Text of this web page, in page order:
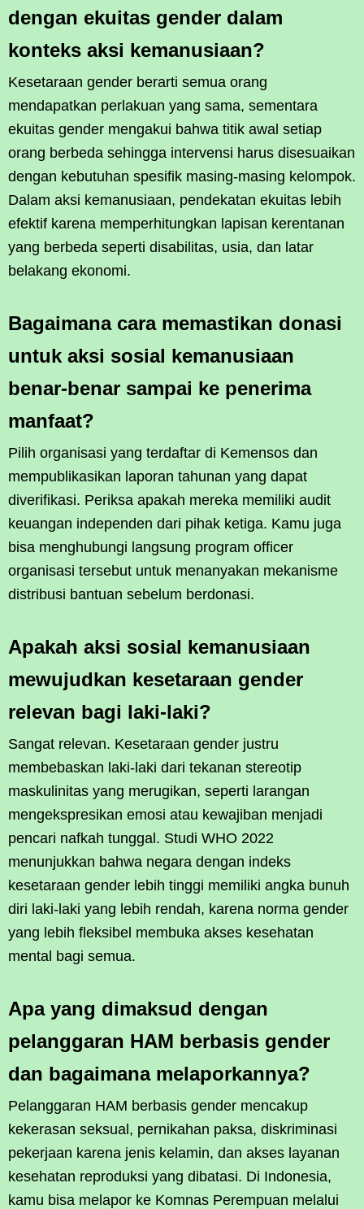
dengan ekuitas gender dalam
konteks aksi kemanusiaan?
Kesetaraan gender berarti semua orang
mendapatkan perlakuan yang sama, sementara
ekuitas gender mengakui bahwa titik awal setiap
orang berbeda sehingga intervensi harus disesuaikan
dengan kebutuhan spesifik masing-masing kelompok.
Dalam aksi kemanusiaan, pendekatan ekuitas lebih
efektif karena memperhitungkan lapisan kerentanan
yang berbeda seperti disabilitas, usia, dan latar
belakang ekonomi.
Bagaimana cara memastikan donasi
untuk aksi sosial kemanusiaan
benar-benar sampai ke penerima
manfaat?
Pilih organisasi yang terdaftar di Kemensos dan
mempublikasikan laporan tahunan yang dapat
diverifikasi. Periksa apakah mereka memiliki audit
keuangan independen dari pihak ketiga. Kamu juga
bisa menghubungi langsung program officer
organisasi tersebut untuk menanyakan mekanisme
distribusi bantuan sebelum berdonasi.
Apakah aksi sosial kemanusiaan
mewujudkan kesetaraan gender
relevan bagi laki-laki?
Sangat relevan. Kesetaraan gender justru
membebaskan laki-laki dari tekanan stereotip
maskulinitas yang merugikan, seperti larangan
mengekspresikan emosi atau kewajiban menjadi
pencari nafkah tunggal. Studi WHO 2022
menunjukkan bahwa negara dengan indeks
kesetaraan gender lebih tinggi memiliki angka bunuh
diri laki-laki yang lebih rendah, karena norma gender
yang lebih fleksibel membuka akses kesehatan
mental bagi semua.
Apa yang dimaksud dengan
pelanggaran HAM berbasis gender
dan bagaimana melaporkannya?
Pelanggaran HAM berbasis gender mencakup
kekerasan seksual, pernikahan paksa, diskriminasi
pekerjaan karena jenis kelamin, dan akses layanan
kesehatan reproduksi yang dibatasi. Di Indonesia,
kamu bisa melapor ke Komnas Perempuan melalui